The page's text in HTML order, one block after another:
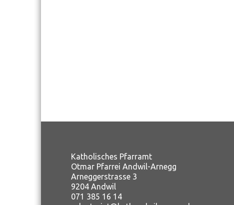
Katholisches Pfarramt
Otmar Pfarrei Andwil-Arnegg
Arneggerstrasse 3
9204 Andwil
071 385 16 14